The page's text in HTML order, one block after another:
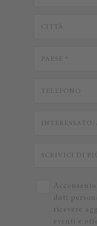
dati
ricevere
eventi e